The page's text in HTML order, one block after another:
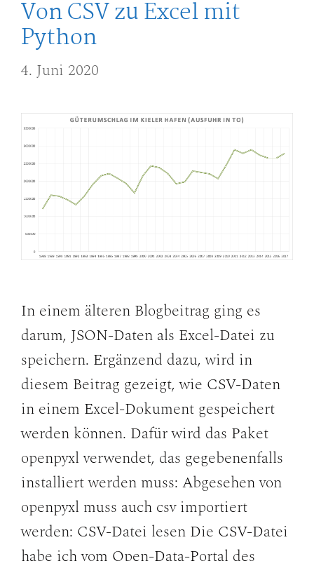
Von CSV zu Excel mit
Python
4. Juni 2020
In einem älteren Blogbeitrag ging es
darum, JSON-Daten als Excel-Datei zu
speichern. Ergänzend dazu, wird in
diesem Beitrag gezeigt, wie CSV-Daten
in einem Excel-Dokument gespeichert
werden können. Dafür wird das Paket
openpyxl verwendet, das gegebenenfalls
installiert werden muss: Abgesehen von
openpyxl muss auch csv importiert
werden: CSV-Datei lesen Die CSV-Datei